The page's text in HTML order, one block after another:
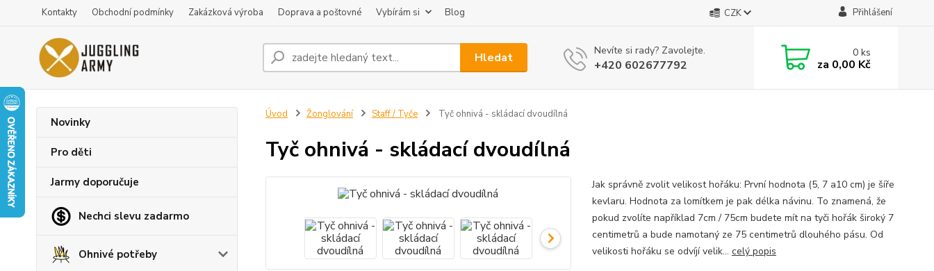
Kontakty Obchodní podmínky Zakázková výroba Doprava a poštovné Vybírám si Blog CZK Přihlášení
Hledat Nevíte si rady? Zavolejte.
+420 602677792
0ks
za 0,00 Kč
Novinky
Pro děti
Jarmy doporučuje
Nechci slevu zadarmo
Ohnivé potřeby
Úvod Žonglování Staff / Tyče Tyč ohnivá - skládací dvoudílná
Tyč ohnivá - skládací dvoudílná
Jak správně zvolit velikost hořáku: První hodnota (5, 7 a10 cm) je šíře
kevlaru. Hodnota za lomítkem je pak délka návinu. To znamená, že
pokud zvolíte například 7cm / 75cm budete mít na tyči hořák široký 7
centimetrů a bude namotaný ze 75 centimetrů dlouhého pásu. Od
velikosti hořáku se odvíjí velik... celý popis